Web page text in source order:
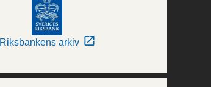
Riksbankens arkiv